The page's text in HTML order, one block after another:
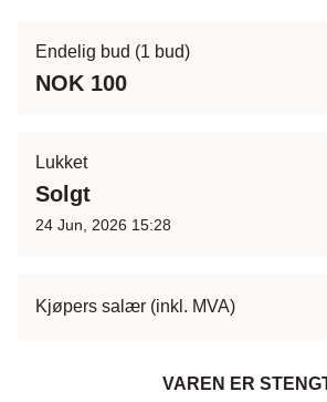
Endelig bud (1 bud)
NOK 100
Lukket
Solgt
24 Jun, 2026 15:28
Kjøpers salær (inkl. MVA)
VAREN ER